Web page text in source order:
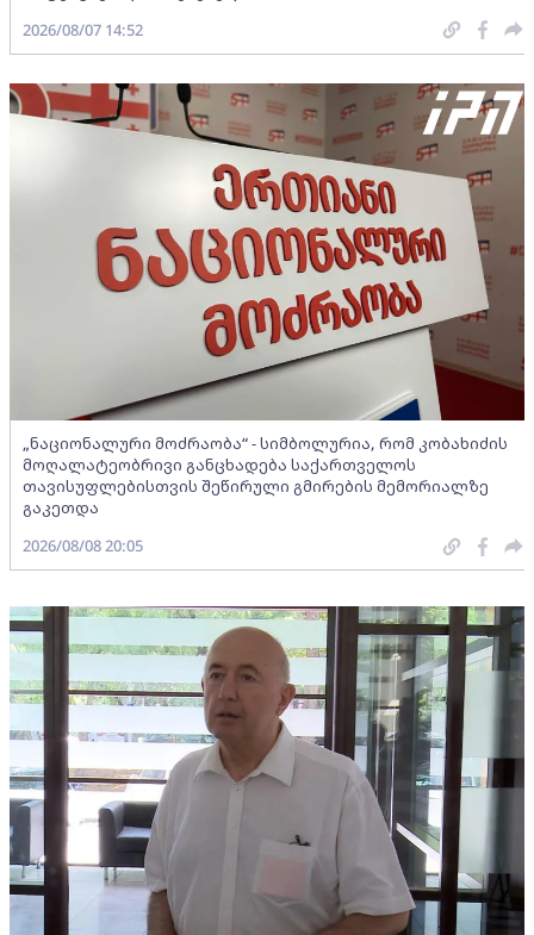
2026/08/07 14:52
„ნაციონალური მოძრაობა“ - სიმბოლურია, რომ კობახიძის
მოღალატეობრივი განცხადება საქართველოს
თავისუფლებისთვის შეწირული გმირების მემორიალზე
გაკეთდა
2026/08/08 20:05